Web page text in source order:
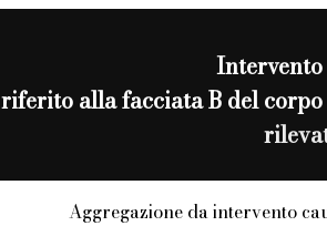
riferito alla facciata B del
Aggregazione da intervento